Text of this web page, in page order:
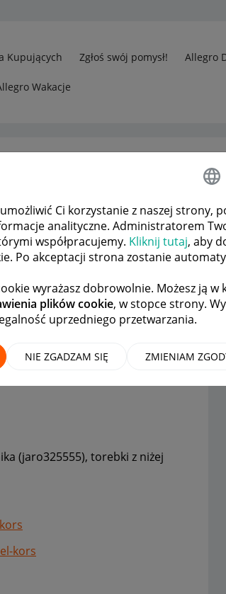
Ci korzystanie z naszej strony,
analityczne. Administratorem
współpracujemy. Kliknij tutaj, aby
Po akceptacji strona zostanie
wyrażasz dobrowolnie. Możesz ją w
plików cookie, w stopce strony.
uprzedniego przetwarzania.
NIE ZGADZAM SIĘ ZMIENIAM
Kupujących Zgłoś swój pomysł! Allegro
Wakacje
towaru nieoryginalnego
(jaro325555), torebki z niżej
kors
NASTĘPNA